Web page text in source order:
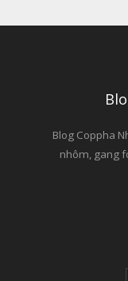
Blog Coppha
nhôm, gang